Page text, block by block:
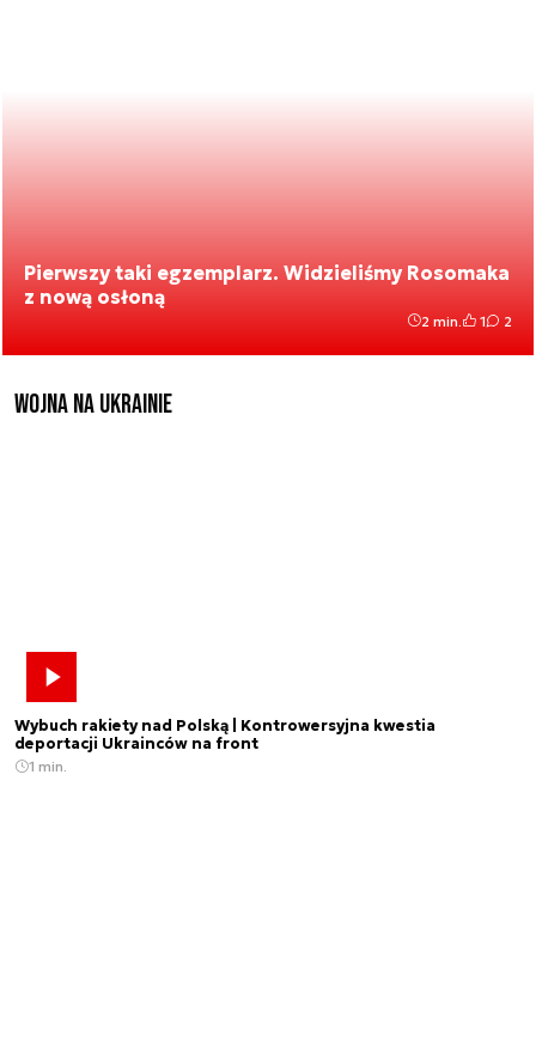
Pierwszy taki egzemplarz. Widzieliśmy Rosomaka
z nową osłoną
2 min. 1 2
Wojna na Ukrainie
Wybuch rakiety nad Polską | Kontrowersyjna kwestia
deportacji Ukrainców na front
1 min.